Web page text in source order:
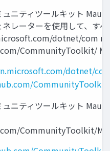
ュニティツールキット
ネレーターを使⽤して、す
dotnet/com
CommunityToolkit/
dotnet/
CommunityToolkit/
ュニティツールキット Maui
CommunityToolkit/